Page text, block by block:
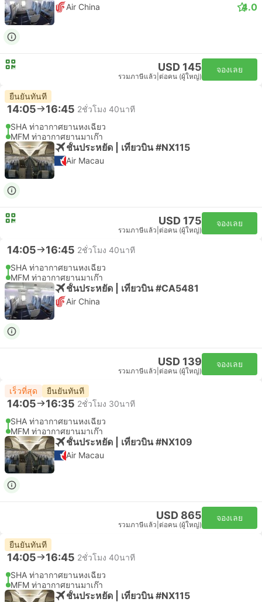
Air China 4.0
USD 145
รวมภาษีแล้ว ต่อคน (ผู้ใหญ่)
จองเลย
ยืนยันทันที
14:05 16:45 2ชั่วโมง 40นาที
SHA ท่าอากาศยานหงเฉียว
MFM ท่าอากาศยานมาเก๊า
ชั้นประหยัด | เที่ยวบิน #NX115
Air Macau
USD 175
รวมภาษีแล้ว ต่อคน (ผู้ใหญ่)
จองเลย
14:05 16:45 2ชั่วโมง 40นาที
SHA ท่าอากาศยานหงเฉียว
MFM ท่าอากาศยานมาเก๊า
ชั้นประหยัด | เที่ยวบิน #CA5481
Air China
USD 139
รวมภาษีแล้ว ต่อคน (ผู้ใหญ่)
จองเลย
เร็วที่สุด ยืนยันทันที
14:05 16:35 2ชั่วโมง 30นาที
SHA ท่าอากาศยานหงเฉียว
MFM ท่าอากาศยานมาเก๊า
ชั้นประหยัด | เที่ยวบิน #NX109
Air Macau
USD 865
รวมภาษีแล้ว ต่อคน (ผู้ใหญ่)
จองเลย
ยืนยันทันที
14:05 16:45 2ชั่วโมง 40นาที
SHA ท่าอากาศยานหงเฉียว
MFM ท่าอากาศยานมาเก๊า
ชั้นประหยัด | เที่ยวบิน #NX115